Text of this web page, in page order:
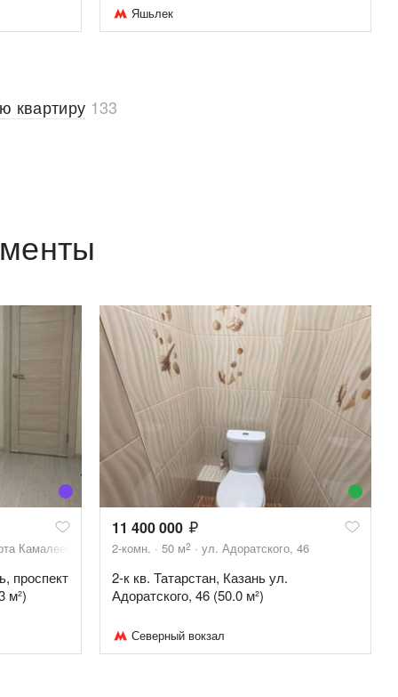
Яшьлек
квартиру 133
Камалеева, 34Б
проспект
м²)
11 400 000
2-комн. 50 м2 ул. Адоратского, 46
2-к кв. Татарстан, Казань ул.
Адоратского, 46 (50.0 м²)
Северный вокзал